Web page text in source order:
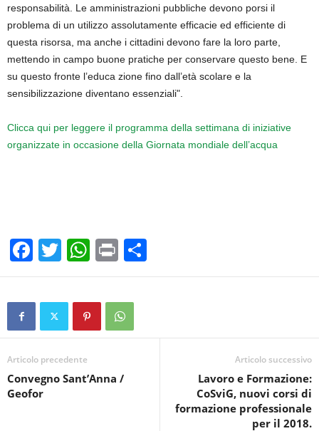
responsabilità. Le amministrazioni pubbliche devono porsi il
problema di un utilizzo assolutamente efficacie ed efficiente di
questa risorsa, ma anche i cittadini devono fare la loro parte,
mettendo in campo buone pratiche per conservare questo bene. E
su questo fronte l’educa zione fino dall’età scolare e la
sensibilizzazione diventano essenziali".
Clicca qui per leggere il programma della settimana di iniziative
organizzate in occasione della Giornata mondiale dell’acqua
F
a
c
b
o
o
T
wi
tt
W
h
at
s
A
p
Pr
in
t
o
vi
Articolo precedente
Convegno Sant’Anna /
Geofor
Articolo successivo
Lavoro e Formazione:
CoSviG, nuovi corsi di
formazione professionale
per il 2018.